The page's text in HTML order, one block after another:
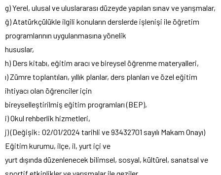
g) Yerel, ulusal ve uluslararası düzeyde yapılan sınav ve yarışmalar,
ğ) Atatürkçülükle ilgili konuların derslerde işlenişi ile öğretim
programlarının uygulanmasına yönelik
hususlar,
h) Ders kitabı, eğitim aracı ve bireysel öğrenme materyalleri,
ı) Zümre toplantıları, yıllık planlar, ders planları ve özel eğitim
ihtiyacı olan öğrenciler için
bireyselleştirilmiş eğitim programları (BEP),
i) Okul rehberlik hizmetleri,
j) (Değişik: 02/01/2024 tarihli ve 93432701 sayılı Makam Onayı)
Eğitim kurumu, ilçe, il, yurt içi ve
yurt dışında düzenlenecek bilimsel, sosyal, kültürel, sanatsal ve